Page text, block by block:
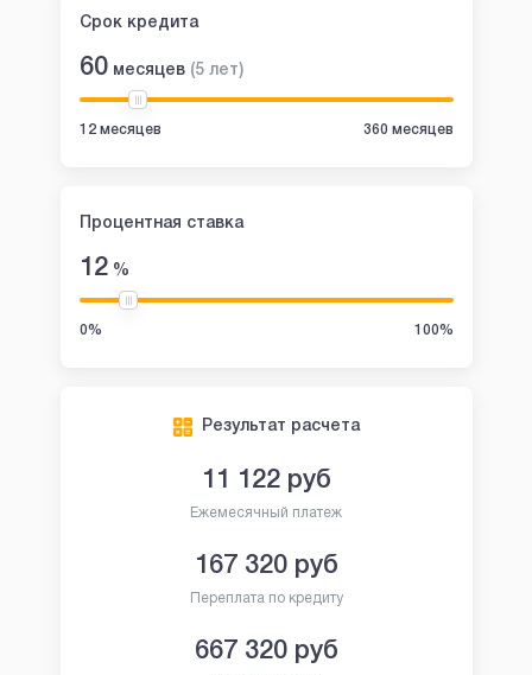
Срок кредита
60 месяцев (5 лет)
12 месяцев 360 месяцев
Процентная ставка
12%
0% 100%
Результат расчета
11 122руб
Ежемесячный платеж
167 320руб
Переплата по кредиту
667 320руб